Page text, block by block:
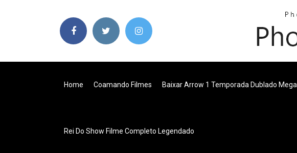
Home Coamando Filmes Baixar Arrow 1 Temporada Dublado Mega
Rei Do Show Filme Completo Legendado